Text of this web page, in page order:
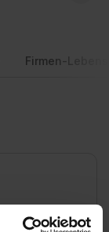
Firmen-
100 %